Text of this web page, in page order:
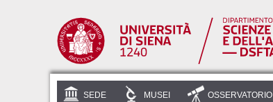
SEDE MUSEI OSSERVATORIO